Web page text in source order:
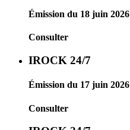
Émission du 18 juin 2026
Consulter
IROCK 24/7
Émission du 17 juin 2026
Consulter